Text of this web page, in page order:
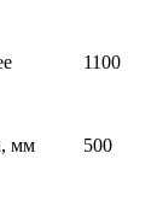
1100
мм 500